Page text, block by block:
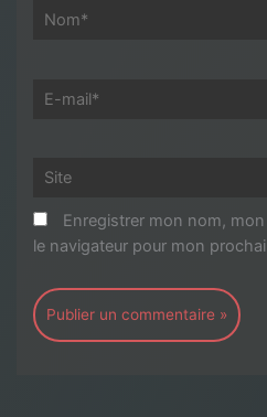
Nom*
E-
Site
Enregistrer mon nom,
le navigateur pour mon